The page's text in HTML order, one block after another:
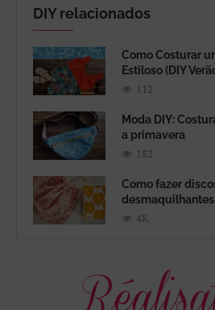
DIY relacionados
Como Costurar
Estiloso (DIY
112
Moda DIY:
a primavera
182
Como fazer
4K